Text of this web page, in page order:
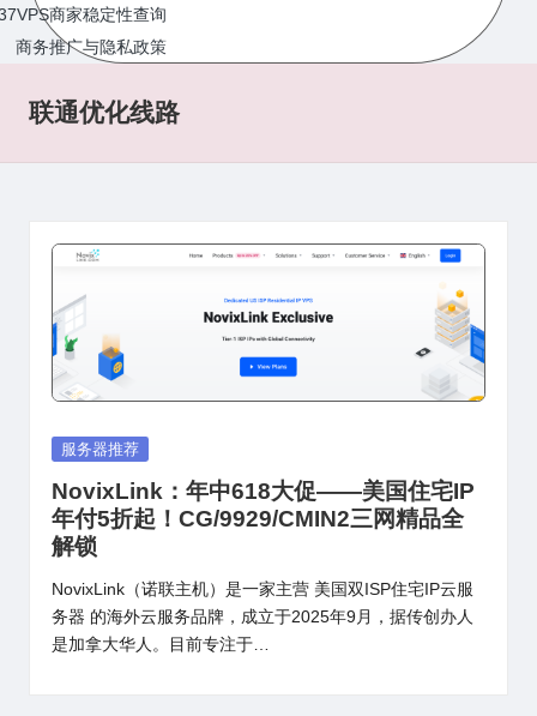
机
评
测
网
站
商家稳定性查询
商务推广与隐私政策
联通优化线路
Posted
服务器推荐
NovixLink：年中618大促——美国住宅IP
年付5折起！CG/9929/CMIN2三网精品全
解锁
NovixLink（诺联主机）是一家主营 美国双ISP住宅IP云服
务器 的海外云服务品牌，成立于2025年9月，据传创办人
是加拿大华人。目前专注于…